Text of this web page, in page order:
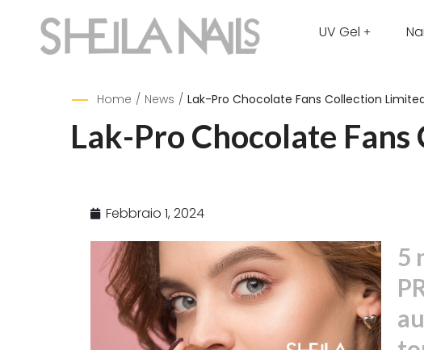
UV Gel
Home / News / Lak-Pro Chocolate Fans Collection
Lak-Pro Chocolate
Febbraio 1, 2024
5